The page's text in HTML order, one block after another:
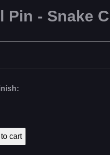
Pin - Snake